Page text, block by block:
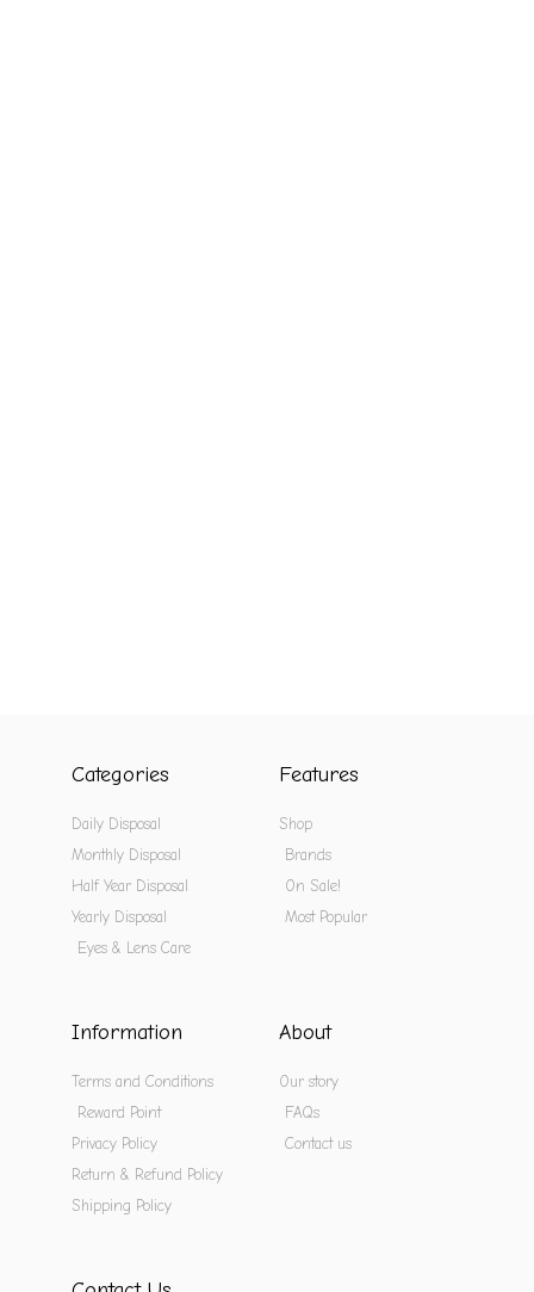
Categories
Daily Disposal
Monthly Disposal
Half Year Disposal
Yearly Disposal
Eyes & Lens Care
Features
Shop
Brands
On Sale!
Most Popular
Information
Terms and Conditions
Reward Point
Privacy Policy
Return & Refund Policy
Shipping Policy
About
Our story
FAQs
Contact us